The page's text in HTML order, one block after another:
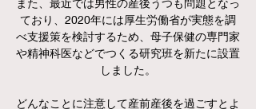
また、最近では男性の産後うつも問題となっ
ており、2020年には厚生労働省が実態を調
べ支援策を検討するため、母子保健の専門家
や精神科医などでつくる研究班を新たに設置
しました。
どんなことに注意して産前産後を過ごすとよ